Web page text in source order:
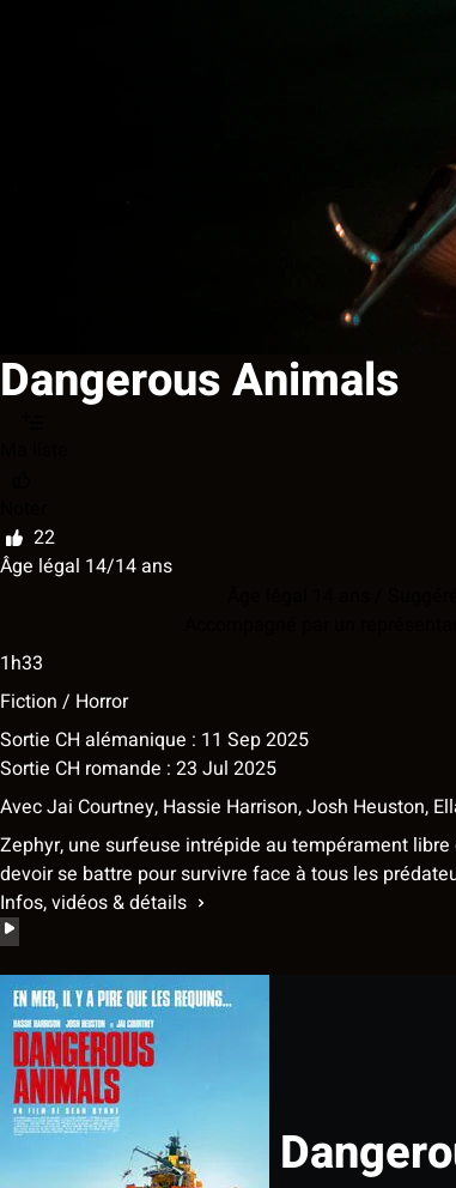
Dangerous Animals
22
Âge légal 14/14 ans
1h33
Fiction / Horror
Sortie CH alémanique : 11 Sep 2025
Sortie CH romande : 23 Jul 2025
AvecJai Courtney, Hassie Harrison, Josh Heuston,
Zephyr, une surfeuse intrépide au tempérament
devoir se battre pour survivre face à tous les
Infos, vidéos & détails